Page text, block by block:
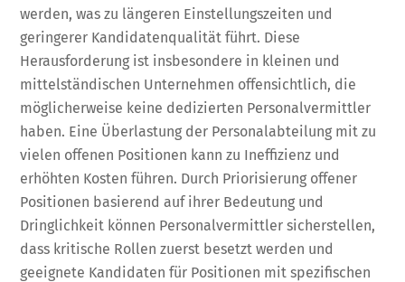
werden, was zu längeren Einstellungszeiten und
geringerer Kandidatenqualität führt. Diese
Herausforderung ist insbesondere in kleinen und
mittelständischen Unternehmen offensichtlich, die
möglicherweise keine dedizierten Personalvermittler
haben. Eine Überlastung der Personalabteilung mit zu
vielen offenen Positionen kann zu Ineffizienz und
erhöhten Kosten führen. Durch Priorisierung offener
Positionen basierend auf ihrer Bedeutung und
Dringlichkeit können Personalvermittler sicherstellen,
dass kritische Rollen zuerst besetzt werden und
geeignete Kandidaten für Positionen mit spezifischen